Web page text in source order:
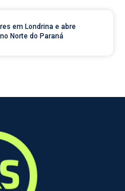
em Londrina e abre
Norte do Paraná